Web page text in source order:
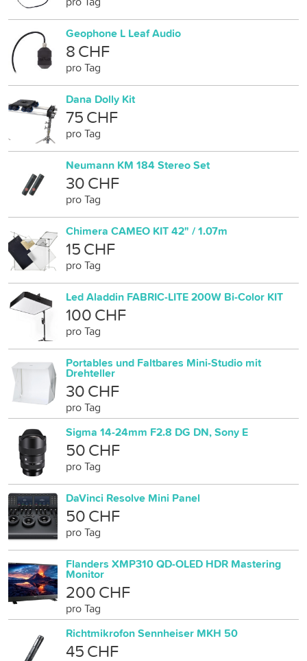
Geophone L Leaf Audio
8 CHF
pro Tag
Dana Dolly Kit
75 CHF
pro Tag
Neumann KM 184 Stereo Set
30 CHF
pro Tag
Chimera CAMEO KIT 42" / 1.07m
15 CHF
pro Tag
Led Aladdin FABRIC-LITE 200W Bi-Color KIT
100 CHF
pro Tag
Portables und Faltbares Mini-Studio mit
Drehteller
30 CHF
pro Tag
Sigma 14-24mm F2.8 DG DN, Sony E
50 CHF
pro Tag
DaVinci Resolve Mini Panel
50 CHF
pro Tag
Flanders XMP310 QD-OLED HDR Mastering
Monitor
200 CHF
pro Tag
Richtmikrofon Sennheiser MKH 50
45 CHF